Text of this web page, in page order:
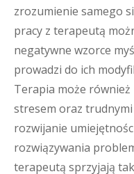
zrozumienie samego
pracy z terapeutą
negatywne wzorce
prowadzi do ich
Terapia może
stresem oraz
rozwijanie
rozwiązywania
terapeutą sprzyjają